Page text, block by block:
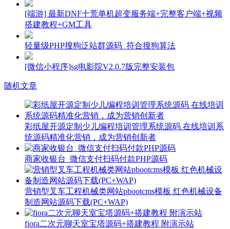
[端游] 最新DNF十荒单机超变服务端+完整客户端+视频
搭建教程+GM工具
轻量级PHP搜狗泛站群源码_符合搜狗算法
[微信小程序]sg电影院V2.0.7版完整安装包
随机文章
彩纸屋开源定制少儿编程培训管理系统源码 在线培训系
统源码精准化营销，成为营销创新者
商家收银台_微信支付扫码付款PHP源码
营销型叉车工程机械类网站pbootcms模板 红色机械设备
制造网站源码下载(PC+WAP)
fiora二次元聊天室宝塔源码+搭建教程 附演示站